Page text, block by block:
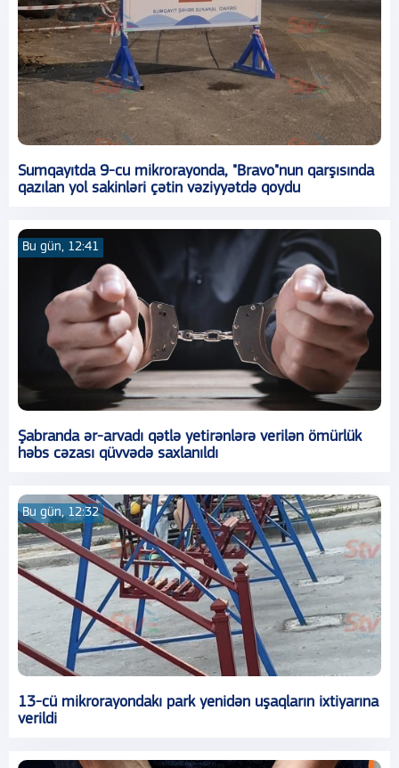
Sumqayıtda 9-cu mikrorayonda, "Bravo"nun qarşısında
qazılan yol sakinləri çətin vəziyyətdə qoydu
Bu gün, 12:41
Şabranda ər-arvadı qətlə yetirənlərə verilən ömürlük
həbs cəzası qüvvədə saxlanıldı
Bu gün, 12:32
13-cü mikrorayondakı park yenidən uşaqların ixtiyarına
verildi